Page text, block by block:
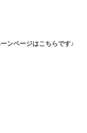
ンページはこちらです♪